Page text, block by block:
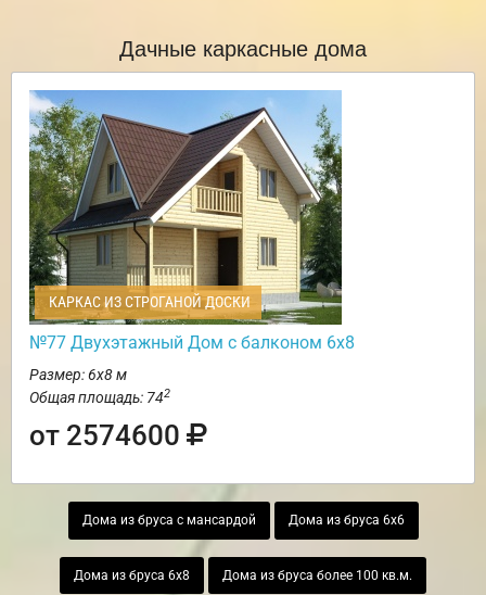
Дачные каркасные дома
КАРКАС ИЗ СТРОГАНОЙ ДОСКИ
№77 Двухэтажный Дом с балконом 6х8
Размер: 6х8 м
Общая площадь: 742
от 2574600
Дома из бруса с мансардой Дома из бруса 6х6
Дома из бруса 6х8 Дома из бруса более 100 кв.м.